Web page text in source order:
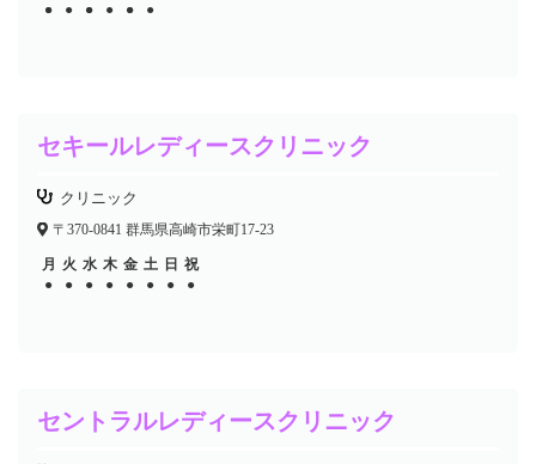
●
● ● ● ●
● ● ● ●
セキールレディースクリニック
クリニック
〒370-0841 群馬県高崎市栄町17-23
月 火 水 木 金 土 日 祝
●
● ● ●
● ● ● ●
セントラルレディースクリニック